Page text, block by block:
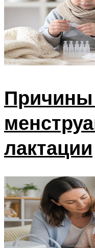
Причины
лактации